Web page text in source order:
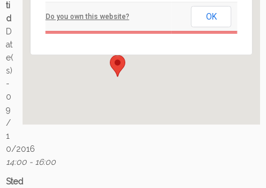
Arrangement
Do you own this website? OK
ti
d
D
at
e(
s)
-
0
9
/
1
0/2016
14:00 - 16:00
Sted